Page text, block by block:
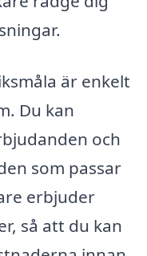
är enkelt
Du kan
och
som passar
erbjuder
så att du kan